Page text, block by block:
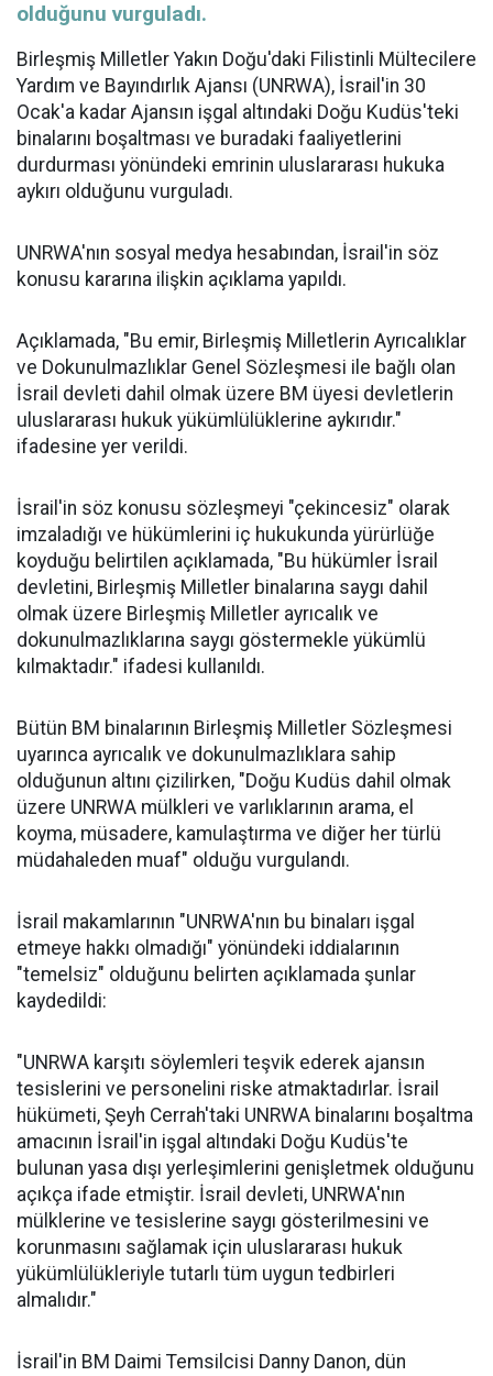
olduğunu vurguladı.
Birleşmiş Milletler Yakın Doğu'daki Filistinli Mültecilere
Yardım ve Bayındırlık Ajansı (UNRWA), İsrail'in 30
Ocak'a kadar Ajansın işgal altındaki Doğu Kudüs'teki
binalarını boşaltması ve buradaki faaliyetlerini
durdurması yönündeki emrinin uluslararası hukuka
aykırı olduğunu vurguladı.
UNRWA'nın sosyal medya hesabından, İsrail'in söz
konusu kararına ilişkin açıklama yapıldı.
Açıklamada, "Bu emir, Birleşmiş Milletlerin Ayrıcalıklar
ve Dokunulmazlıklar Genel Sözleşmesi ile bağlı olan
İsrail devleti dahil olmak üzere BM üyesi devletlerin
uluslararası hukuk yükümlülüklerine aykırıdır."
ifadesine yer verildi.
İsrail'in söz konusu sözleşmeyi "çekincesiz" olarak
imzaladığı ve hükümlerini iç hukukunda yürürlüğe
koyduğu belirtilen açıklamada, "Bu hükümler İsrail
devletini, Birleşmiş Milletler binalarına saygı dahil
olmak üzere Birleşmiş Milletler ayrıcalık ve
dokunulmazlıklarına saygı göstermekle yükümlü
kılmaktadır." ifadesi kullanıldı.
Bütün BM binalarının Birleşmiş Milletler Sözleşmesi
uyarınca ayrıcalık ve dokunulmazlıklara sahip
olduğunun altını çizilirken, "Doğu Kudüs dahil olmak
üzere UNRWA mülkleri ve varlıklarının arama, el
koyma, müsadere, kamulaştırma ve diğer her türlü
müdahaleden muaf" olduğu vurgulandı.
İsrail makamlarının "UNRWA'nın bu binaları işgal
etmeye hakkı olmadığı" yönündeki iddialarının
"temelsiz" olduğunu belirten açıklamada şunlar
kaydedildi:
"UNRWA karşıtı söylemleri teşvik ederek ajansın
tesislerini ve personelini riske atmaktadırlar. İsrail
hükümeti, Şeyh Cerrah'taki UNRWA binalarını boşaltma
amacının İsrail'in işgal altındaki Doğu Kudüs'te
bulunan yasa dışı yerleşimlerini genişletmek olduğunu
açıkça ifade etmiştir. İsrail devleti, UNRWA'nın
mülklerine ve tesislerine saygı gösterilmesini ve
korunmasını sağlamak için uluslararası hukuk
yükümlülükleriyle tutarlı tüm uygun tedbirleri
almalıdır."
İsrail'in BM Daimi Temsilcisi Danny Danon, dün